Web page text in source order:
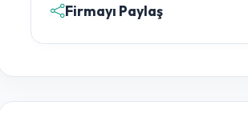
Firmayı Paylaş